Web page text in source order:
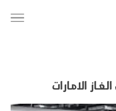
الامارات